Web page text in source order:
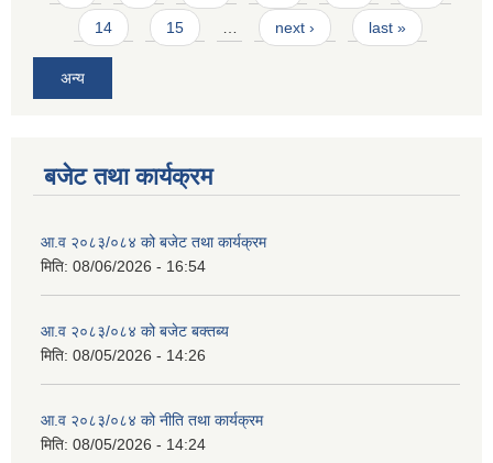
14 15 next › last »
अन्य
बजेट तथा कार्यक्रम
आ.व २०८३/०८४ को बजेट तथा कार्यक्रम
मिति: 08/06/2026 - 16:54
आ.व २०८३/०८४ को बजेट बक्तब्य
मिति: 08/05/2026 - 14:26
आ.व २०८३/०८४ को नीति तथा कार्यक्रम
मिति: 08/05/2026 - 14:24